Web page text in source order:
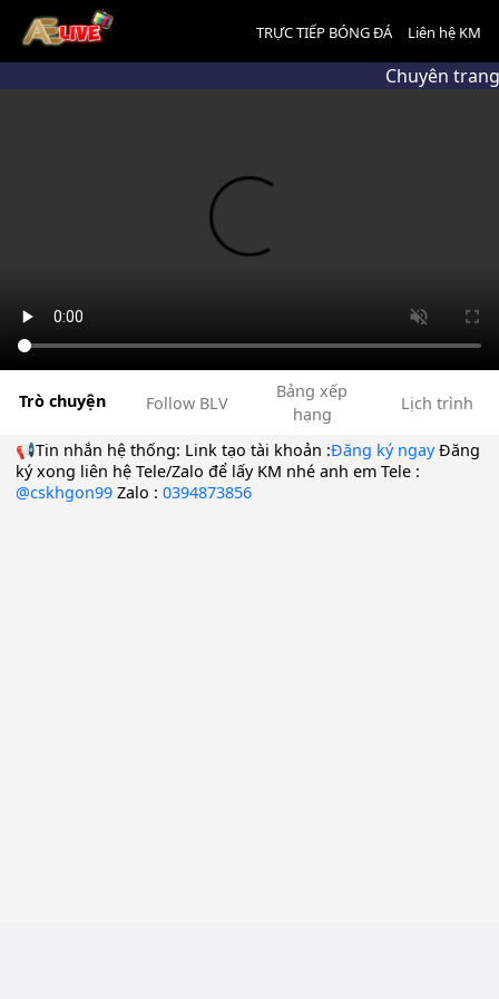
TRỰC TIẾP BÓNG ĐÁ Liên hệ KM
Chuyên
Trò chuyện Follow BLV
Bảng xếp
hạng
Lịch trình
📢Tin nhắn hệ thống: Link tạo tài khoản :Đăng ký ngayĐăng
ký xong liên hệ Tele/Zalo để lấy KM nhé anh em Tele :
@cskhgon99 Zalo : 0394873856